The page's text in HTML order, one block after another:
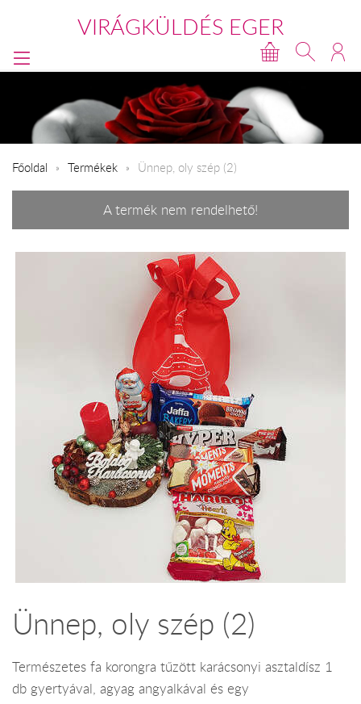
VIRÁGKÜLDÉS EGER
Főoldal Termékek Ünnep, oly szép (2)
A termék nem rendelhető!
Ünnep, oly szép (2)
Természetes fa korongra tűzött karácsonyi asztaldísz 1
db gyertyával, agyag angyalkával és egy